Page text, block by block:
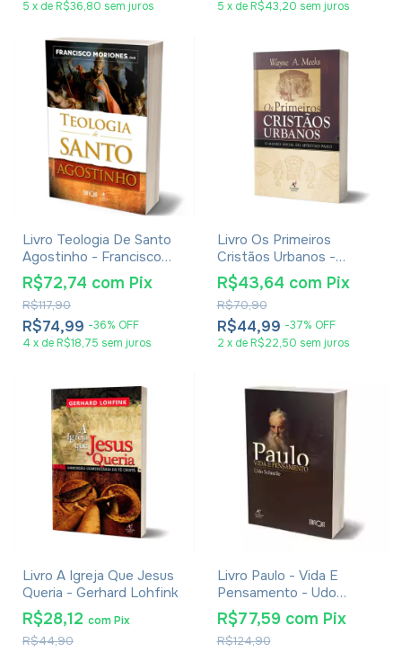
5 x de R$36,80 sem juros 5 x de R$43,20 sem juros
Livro Teologia De Santo
Agostinho - Francisco
Moriones
R$74,99 -36% OFF
R$117,90
R$72,74 com Pix
4 x de R$18,75 sem juros
Livro Os Primeiros
Cristãos Urbanos -
Wayne A. Meeks
R$44,99 -37% OFF
R$70,90
R$43,64 com Pix
2 x de R$22,50 sem juros
Livro A Igreja Que Jesus
Queria - Gerhard Lohfink
R$44,90
R$28,12 comPix
Livro Paulo - Vida E
Pensamento - Udo
Schnelle
R$124,90
R$77,59 com Pix